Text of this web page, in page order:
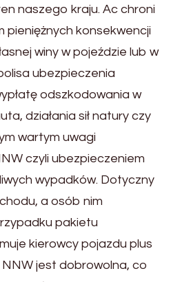
naszego kraju. Ac chroni
pieniężnych konsekwencji
winy w pojeździe lub w
ubezpieczenia
odszkodowania w
działania sił natury czy
wartym uwagi
czyli ubezpieczeniem
wypadków. Dotyczny
a osób nim
pakietu
kierowcy pojazdu plus
jest dobrowolna, co